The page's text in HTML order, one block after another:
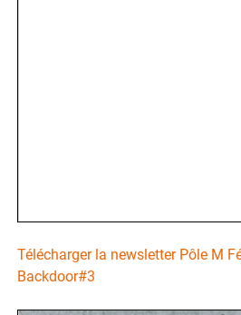
Télécharger la newsletter Pôle M
Backdoor#3